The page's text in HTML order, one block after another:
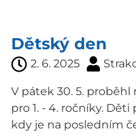
Dětský den
2. 6. 2025
V pátek 30. 5.
pro 1. - 4. ročníky.
kdy je na posledním